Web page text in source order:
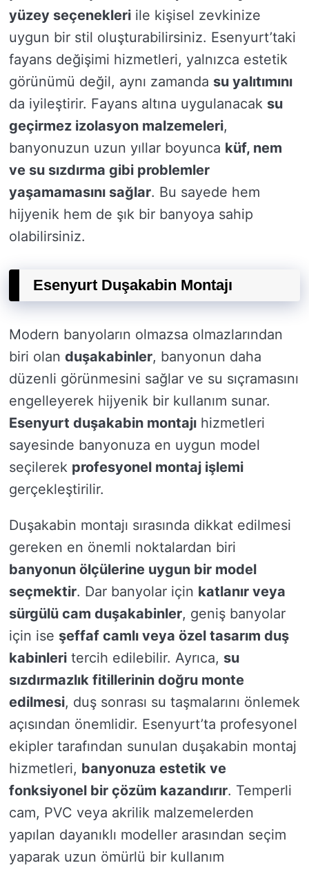
yüzey seçenekleri ile kişisel zevkinize
uygun bir stil oluşturabilirsiniz. Esenyurt’taki
fayans değişimi hizmetleri, yalnızca estetik
görünümü değil, aynı zamanda su yalıtımını
da iyileştirir. Fayans altına uygulanacak su
geçirmez izolasyon malzemeleri,
banyonuzun uzun yıllar boyunca küf, nem
ve su sızdırma gibi problemler
yaşamamasını sağlar. Bu sayede hem
hijyenik hem de şık bir banyoya sahip
olabilirsiniz.
Esenyurt Duşakabin Montajı
Modern banyoların olmazsa olmazlarından
biri olan duşakabinler, banyonun daha
düzenli görünmesini sağlar ve su sıçramasını
engelleyerek hijyenik bir kullanım sunar.
Esenyurt duşakabin montajı hizmetleri
sayesinde banyonuza en uygun model
seçilerek profesyonel montaj işlemi
gerçekleştirilir.
Duşakabin montajı sırasında dikkat edilmesi
gereken en önemli noktalardan biri
banyonun ölçülerine uygun bir model
seçmektir. Dar banyolar için katlanır veya
sürgülü cam duşakabinler, geniş banyolar
için ise şeffaf camlı veya özel tasarım duş
kabinleri tercih edilebilir. Ayrıca, su
sızdırmazlık fitillerinin doğru monte
edilmesi, duş sonrası su taşmalarını önlemek
açısından önemlidir. Esenyurt’ta profesyonel
ekipler tarafından sunulan duşakabin montaj
hizmetleri, banyonuza estetik ve
fonksiyonel bir çözüm kazandırır. Temperli
cam, PVC veya akrilik malzemelerden
yapılan dayanıklı modeller arasından seçim
yaparak uzun ömürlü bir kullanım